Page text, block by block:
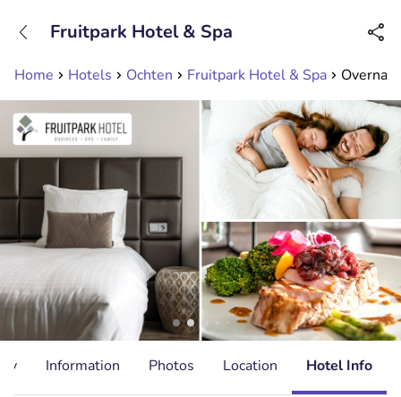
Available until 23:00
Home Hotels Ochten Fruitpark Hotel & Spa
Fruitpark Hotel & Spa
Information Photos Location Hotel Info